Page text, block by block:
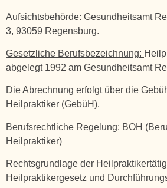
Aufsichtsbehörde: Gesundheitsamt
3, 93059 Regensburg.
Gesetzliche Berufsbezeichnung:
abgelegt 1992 am Gesundheitsamt
Die Abrechnung erfolgt über die
Heilpraktiker (GebüH).
Berufsrechtliche Regelung: BOH
Heilpraktiker)
Rechtsgrundlage der
Heilpraktikergesetz und